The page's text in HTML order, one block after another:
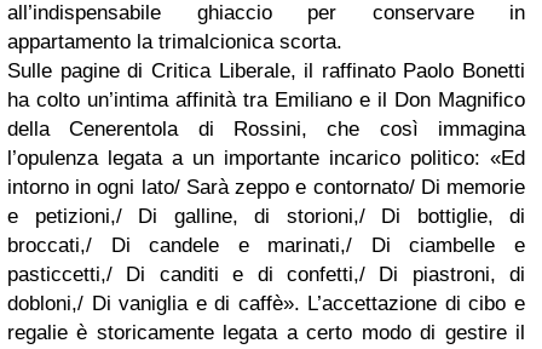
all’indispensabile ghiaccio per conservare in
appartamento la trimalcionica scorta.
Sulle pagine di Critica Liberale, il raffinato Paolo Bonetti
ha colto un’intima affinità tra Emiliano e il Don Magnifico
della Cenerentola di Rossini, che così immagina
l’opulenza legata a un importante incarico politico: «Ed
intorno in ogni lato/ Sarà zeppo e contornato/ Di memorie
e petizioni,/ Di galline, di storioni,/ Di bottiglie, di
broccati,/ Di candele e marinati,/ Di ciambelle e
pasticcetti,/ Di canditi e di confetti,/ Di piastroni, di
dobloni,/ Di vaniglia e di caffè». L’accettazione di cibo e
regalie è storicamente legata a certo modo di gestire il